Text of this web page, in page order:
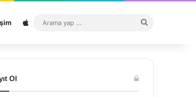
Sitemap
...
Ol